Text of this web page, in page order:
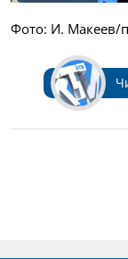
Фото: И. Макеев/